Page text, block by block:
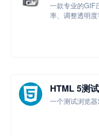
一款专业的GIF
率、调整透明
HTML 5测试
一个测试浏览